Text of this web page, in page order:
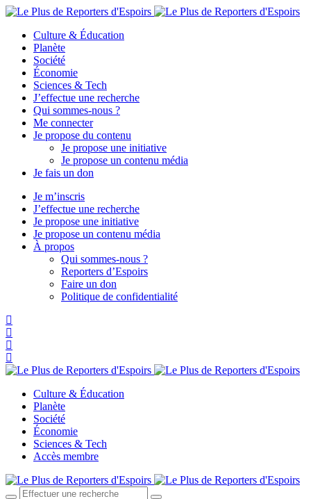
Culture & Éducation
Planète
Société
Économie
Sciences & Tech
J’effectue une recherche
Qui sommes-nous ?
Me connecter
Je propose du contenu
Je propose une initiative
Je propose un contenu média
Je fais un don
Je m’inscris
J’effectue une recherche
Je propose une initiative
Je propose un contenu média
À propos
Qui sommes-nous ?
Reporters d’Espoirs
Faire un don
Politique de confidentialité
Culture & Éducation
Planète
Société
Économie
Sciences & Tech
Accès membre